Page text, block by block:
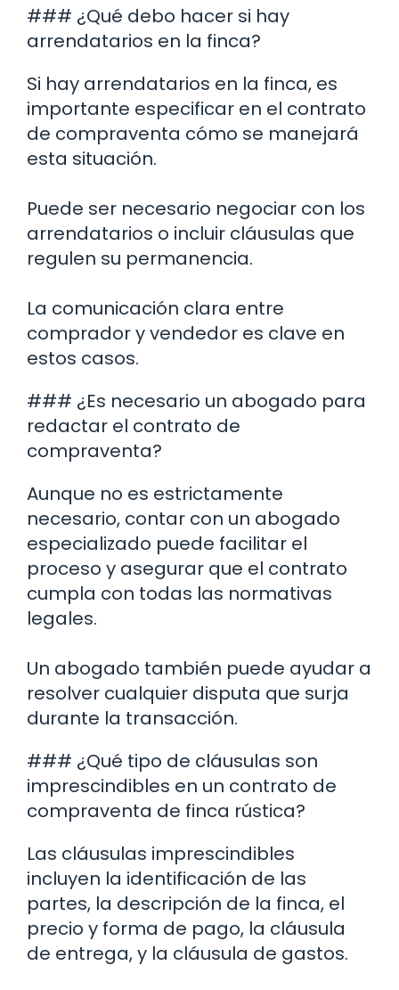
### ¿Qué debo hacer si hay
arrendatarios en la finca?
Si hay arrendatarios en la finca, es
importante especificar en el contrato
de compraventa cómo se manejará
esta situación.
Puede ser necesario negociar con los
arrendatarios o incluir cláusulas que
regulen su permanencia.
La comunicación clara entre
comprador y vendedor es clave en
estos casos.
### ¿Es necesario un abogado para
redactar el contrato de
compraventa?
Aunque no es estrictamente
necesario, contar con un abogado
especializado puede facilitar el
proceso y asegurar que el contrato
cumpla con todas las normativas
legales.
Un abogado también puede ayudar a
resolver cualquier disputa que surja
durante la transacción.
### ¿Qué tipo de cláusulas son
imprescindibles en un contrato de
compraventa de finca rústica?
Las cláusulas imprescindibles
incluyen la identificación de las
partes, la descripción de la finca, el
precio y forma de pago, la cláusula
de entrega, y la cláusula de gastos.